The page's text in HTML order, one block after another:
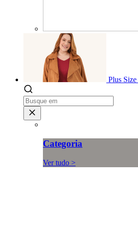
Plus Size
Categoria
Ver tudo >